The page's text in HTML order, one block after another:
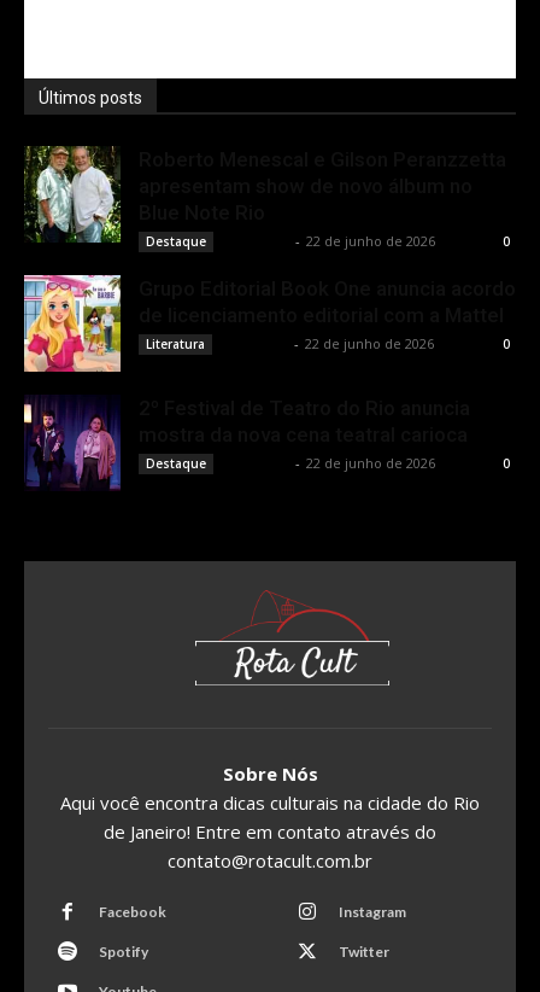
Últimos posts
Destaque - 22 de junho de 2026 0
Literatura - 22 de junho de 2026 0
Destaque - 22 de junho de 2026 0
Sobre Nós
Aqui você encontra dicas culturais na cidade do Rio
de Janeiro! Entre em contato através do
contato@rotacult.com.br
Facebook Instagram
Spotify Twitter